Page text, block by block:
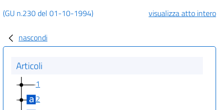
(GU n.230 del 01-10-1994)
visualizza atto intero
nascondi
Articoli
1
2